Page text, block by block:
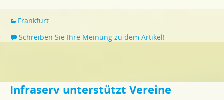
Frankfurt
Schreiben Sie Ihre Meinung zu dem Artikel!
Infraserv unterstützt Vereine